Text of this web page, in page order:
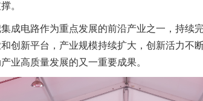
。
成电路作为重点发展的前沿产业之一，持续
创新平台，产业规模持续扩大，创新活力不
业高质量发展的又一重要成果。